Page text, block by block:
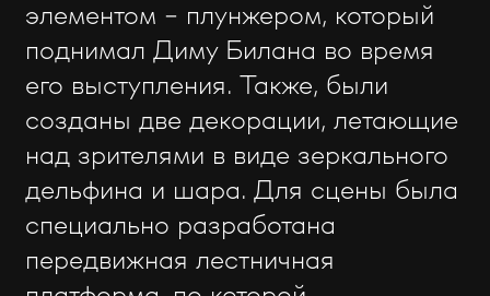
элементом - плунжером, который
поднимал Диму Билана во время
его выступления. Также, были
созданы две декорации, летающие
над зрителями в виде зеркального
дельфина и шара. Для сцены была
специально разработана
передвижная лестничная